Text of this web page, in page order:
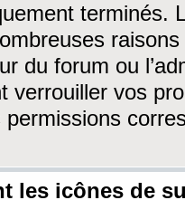
terminés.
du forum ou
verrouiller vos
permissions
les icônes de